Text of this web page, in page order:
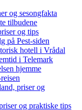
og sesongfakta
tilbudene
og tips
på Pest-siden
hotell i Vrådal
i Telemark
hjemme
priser og
og praktiske tips